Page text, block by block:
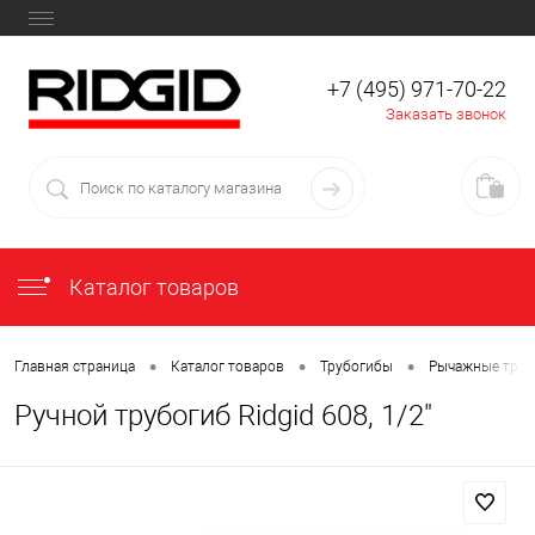
+7 (495) 971-70-22
Заказать звонок
Каталог товаров
Главная страница • Каталог товаров • Трубогибы • Рычажные
Ручной трубогиб Ridgid 608, 1/2"